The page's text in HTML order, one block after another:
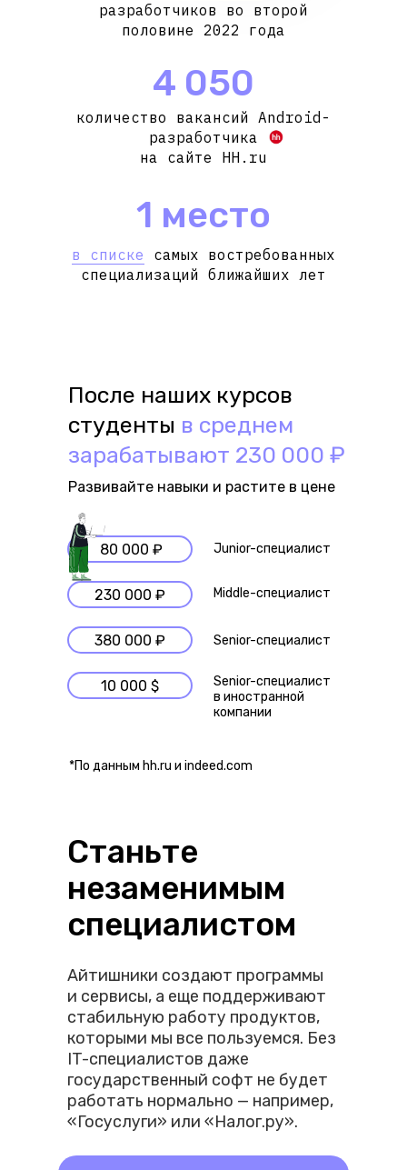
разработчиков во второй
половине 2022 года
4 050
количество вакансий Android-
разработчика
на сайте HH.ru
1 место
в списке самых востребованных
специализаций ближайших лет
10 000 $
380 000 ₽
230 000 ₽
80 000 ₽
После наших курсов
студенты в среднем
зарабатывают 230 000 ₽
Развивайте навыки и растите в цене
Senior-специалист
в иностранной
компании
Middle-специалист
Junior-специалист
Senior-специалист
*По данным hh.ru и indeed.com
Станьте
незаменимым
специалистом
Айтишники создают программы
и сервисы, а еще поддерживают
стабильную работу продуктов,
которыми мы все пользуемся. Без
IT-специалистов даже
государственный софт не будет
работать нормально — например,
«Госуслуги» или «Налог.ру».